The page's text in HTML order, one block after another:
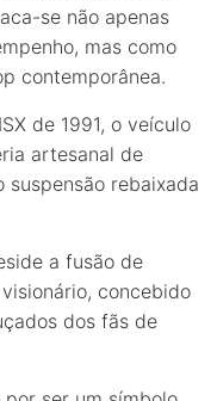
se não apenas
mas como
contemporânea.
de 1991, o veículo
artesanal de
rebaixada
a fusão de
concebido
dos fãs de